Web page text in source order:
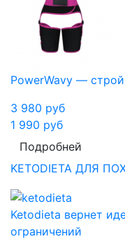
PowerWavy —
3 980 руб
1 990 руб
Подробней
KETODIETA ДЛЯ
Ketodieta вернет
ограничений